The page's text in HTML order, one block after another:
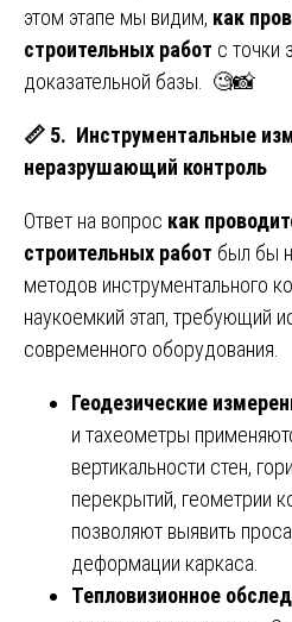
этом этапе мы видим, как
строительных работ с точки
доказательной базы. 🧐📸
📏 5. Инструментальные
неразрушающий контроль
Ответ на вопрос как
строительных работ был бы
методов инструментального
наукоемкий этап, требующий
современного оборудования.
Геодезические
и тахеометры
вертикальности стен,
перекрытий, геометрии
позволяют выявить
деформации каркаса.
Тепловизионное